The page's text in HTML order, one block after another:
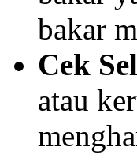
bakar
Cek
atau